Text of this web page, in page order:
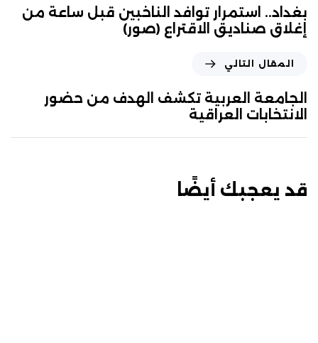
بغداد.. استمرار توافد الناخبين قبل ساعة من
إغلاق صناديق الاقتراع (صور)
المقال التالي
الجامعة العربية تكشف الهدف من حضور
الانتخابات العراقية
قد يعجبك أيضًا